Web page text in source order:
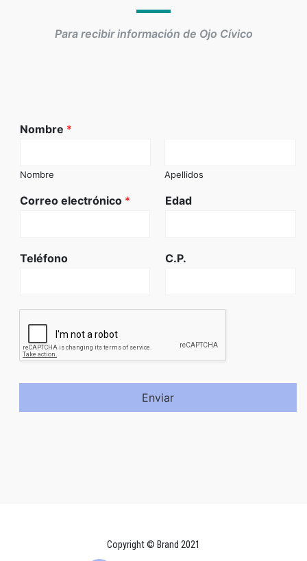
Para recibir información de Ojo Cívico
Nombre *
Nombre Apellidos
Correo electrónico * Edad
Teléfono C.P.
Enviar
Copyright © Brand 2021